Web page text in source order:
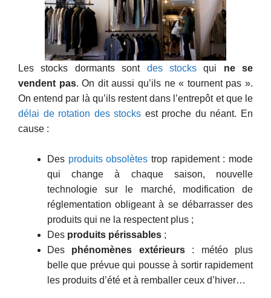
Les stocks dormants sont des stocksqui ne se
vendent pas. On dit aussi qu’ils ne « tournent pas ».
On entend par là qu’ils restent dans l’entrepôt et que le
délai de rotation des stocks est proche du néant. En
cause :
Des produits obsolètes trop rapidement : mode
qui change à chaque saison, nouvelle
technologie sur le marché, modification de
réglementation obligeant à se débarrasser des
produits qui ne la respectent plus ;
Des produits périssables ;
Des phénomènes extérieurs: météo plus
belle que prévue qui pousse à sortir rapidement
les produits d’été et à remballer ceux d’hiver…